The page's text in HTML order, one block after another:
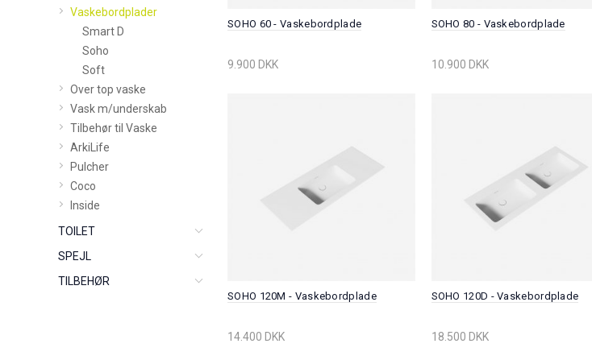
Vaskebordplader
Smart D
Soho
Soft
Over top vaske
Vask m/underskab
Tilbehør til Vaske
ArkiLife
Pulcher
Coco
Inside
TOILET
SPEJL
TILBEHØR
SOHO 60 - Vaskebordplade
9.900 DKK
SOHO 80 - Vaskebordplade
10.900 DKK
SOHO 120M - Vaskebordplade
14.400 DKK
SOHO 120D - Vaskebordplade
18.500 DKK